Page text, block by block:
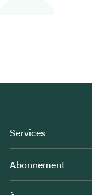
Services
Abonnement